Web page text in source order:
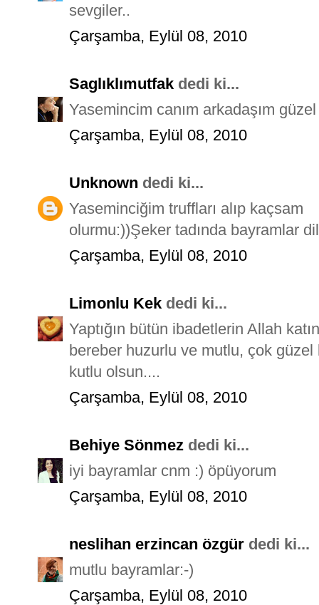
sevgiler..
Çarşamba, Eylül 08, 2010
Saglıklımutfak dedi ki...
Yasemincim canım arkadaşım
Çarşamba, Eylül 08, 2010
Unknown dedi ki...
Yaseminciğim truffları alıp kaçsam
olurmu:))Şeker tadında bayramlar
Çarşamba, Eylül 08, 2010
Limonlu Kek dedi ki...
Yaptığın bütün ibadetlerin Allah
bereber huzurlu ve mutlu, çok
kutlu olsun....
Çarşamba, Eylül 08, 2010
Behiye Sönmez dedi ki...
iyi bayramlar cnm :) öpüyorum
Çarşamba, Eylül 08, 2010
neslihan erzincan özgür dedi ki...
mutlu bayramlar:-)
Çarşamba, Eylül 08, 2010